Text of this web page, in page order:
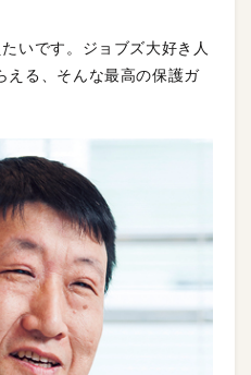
いです。ジョブズ大好き人
える、そんな最高の保護ガ